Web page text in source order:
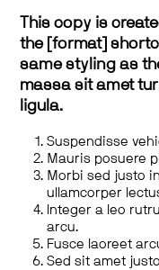
This copy is
the [format]
same styling as
massa sit amet
ligula.
Suspendisse
Mauris posuere
Morbi sed justo
ullamcorper
Integer a leo
arcu.
Fusce laoreet
Sed sit amet